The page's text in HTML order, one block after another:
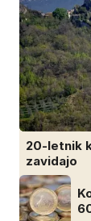
20-letnik
zavidajo